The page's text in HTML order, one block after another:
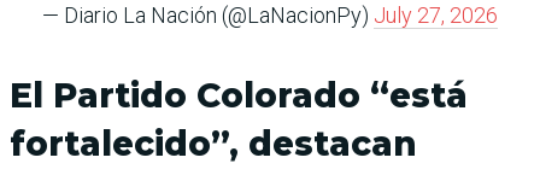
— Diario La Nación (@LaNacionPy) July 27, 2026
El Partido Colorado “está
fortalecido”, destacan